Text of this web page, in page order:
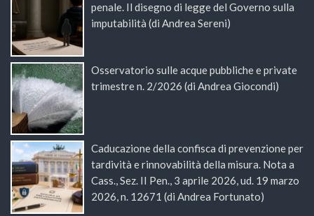
penale. Il disegno di legge del Governo sulla
imputabilità (di Andrea Sereni)
Osservatorio sulle acque pubbliche e private
trimestre n. 2/2026 (di Andrea Giocondi)
Caducazione della confisca di prevenzione per
tardività e rinnovabilità della misura. Nota a
Cass., Sez. II Pen., 3 aprile 2026, ud. 19 marzo
2026, n. 12671 (di Andrea Fortunato)